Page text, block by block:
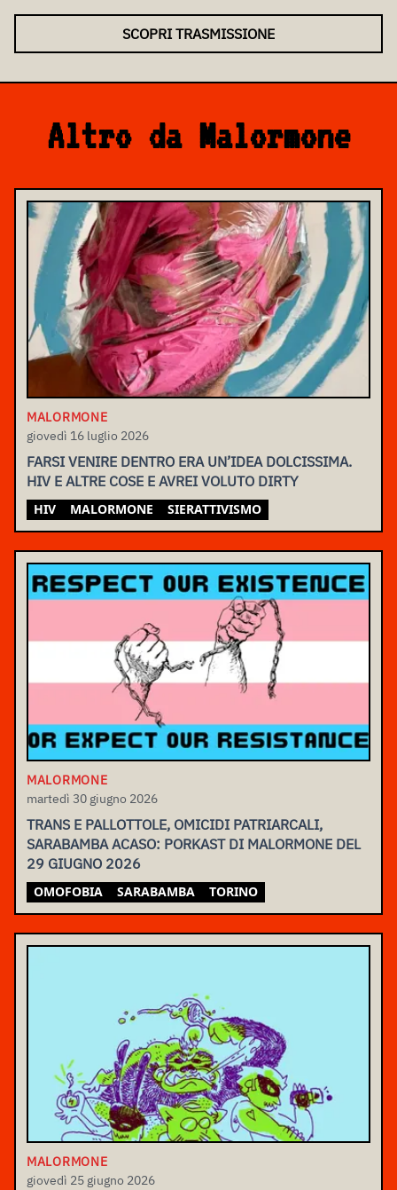
SCOPRI TRASMISSIONE
Altro da Malormone
MALORMONE
giovedì 16 luglio 2026
FARSI VENIRE DENTRO ERA UN’IDEA DOLCISSIMA.
HIV E ALTRE COSE E AVREI VOLUTO DIRTY
HIV MALORMONE SIERATTIVISMO
MALORMONE
martedì 30 giugno 2026
TRANS E PALLOTTOLE, OMICIDI PATRIARCALI,
SARABAMBA ACASO: PORKAST DI MALORMONE DEL
29 GIUGNO 2026
OMOFOBIA SARABAMBA TORINO
MALORMONE
giovedì 25 giugno 2026